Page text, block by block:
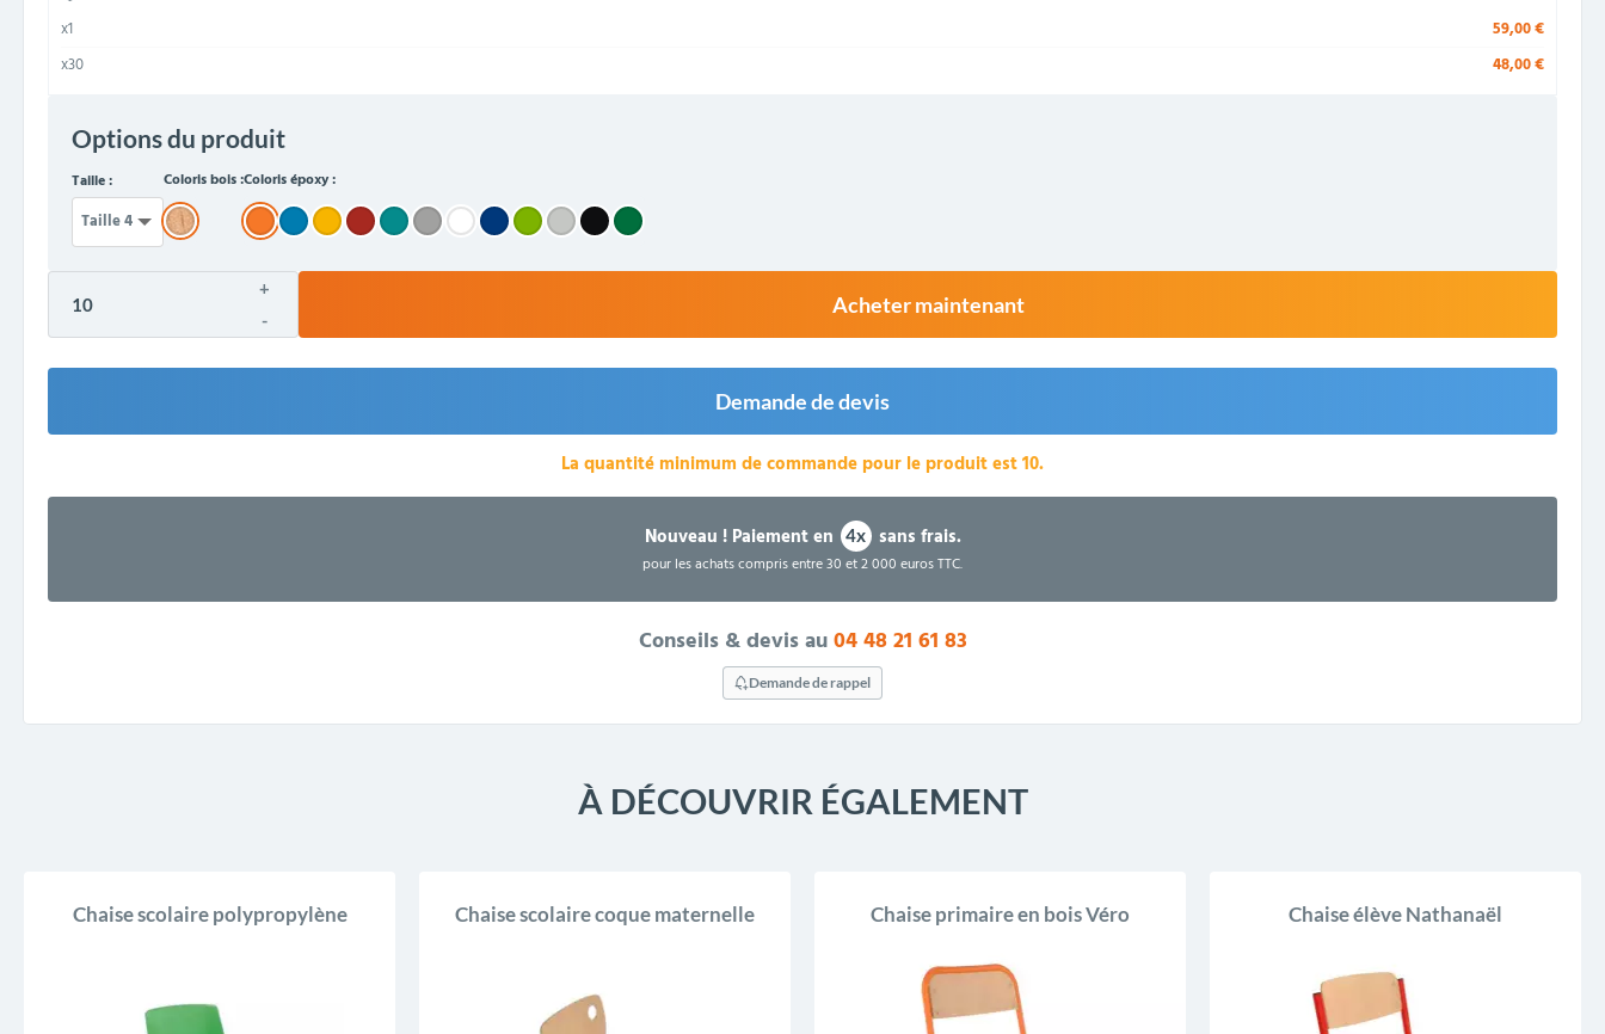
x1
59,00 €
x30
48,00 €
Options du produit
Taille : Coloris bois :Coloris époxy :
+
-
Acheter maintenant
Demande de devis
La quantité minimum de commande pour le produit est 10.
Nouveau !Paiement en 4x sans frais.
pour les achats compris entre 30 et 2 000 euros TTC.
Conseils & devis au04 48 21 61 83
Demande de rappel
À DÉCOUVRIR ÉGALEMENT
Chaise scolaire polypropylène Chaise scolaire coque maternelle Chaise primaire en bois Véro Chaise élève Nathanaël